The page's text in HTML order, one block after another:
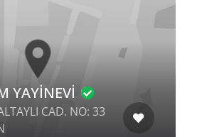
YAYİNEVİ
CAD. NO: 33